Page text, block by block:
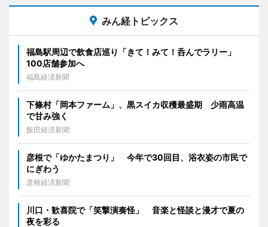
みん経トピックス
福島駅周辺で飲食店巡り「きて！みて！呑んでラリー」
100店舗参加へ
福島経済新聞
下條村「岡本ファーム」、黒スイカ収穫最盛期 少雨高温
で甘み強く
飯田経済新聞
彦根で「ゆかたまつり」 今年で30回目、浴衣姿の市民で
にぎわう
彦根経済新聞
川口・歓喜院で「笑撃演奏怪」 音楽と怪談と漫才で夏の
夜を彩る